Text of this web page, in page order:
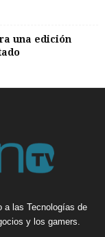
una edición
a las Tecnologías de
y los gamers.